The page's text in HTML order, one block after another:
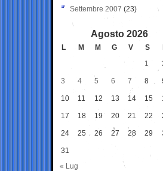
Settembre 2007 (23)
Agosto 2026
L M M G V S
1
3 4 5 6 7 8
10 11 12 13 14 15
17 18 19 20 21 22
24 25 26 27 28 29
31
« Lug